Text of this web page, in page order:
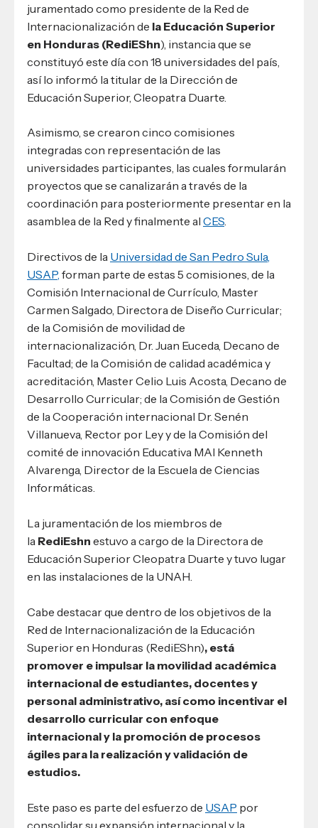
juramentado como presidente de la Red de
Internacionalización de la Educación Superior
en Honduras (RediEShn), instancia que se
constituyó este día con 18 universidades del país,
así lo informó la titular de la Dirección de
Educación Superior, Cleopatra Duarte.
Asimismo, se crearon cinco comisiones
integradas con representación de las
universidades participantes, las cuales formularán
proyectos que se canalizarán a través de la
coordinación para posteriormente presentar en la
asamblea de la Red y finalmente al CES.
Directivos de la Universidad de San Pedro Sula,
USAP, forman parte de estas 5 comisiones, de la
Comisión Internacional de Currículo, Master
Carmen Salgado, Directora de Diseño Curricular;
de la Comisión de movilidad de
internacionalización, Dr. Juan Euceda, Decano de
Facultad; de la Comisión de calidad académica y
acreditación, Master Celio Luis Acosta, Decano de
Desarrollo Curricular; de la Comisión de Gestión
de la Cooperación internacional Dr. Senén
Villanueva, Rector por Ley y de la Comisión del
comité de innovación Educativa MAI Kenneth
Alvarenga, Director de la Escuela de Ciencias
Informáticas.
La juramentación de los miembros de
la RediEshn estuvo a cargo de la Directora de
Educación Superior Cleopatra Duarte y tuvo lugar
en las instalaciones de la UNAH.
Cabe destacar que dentro de los objetivos de la
Red de Internacionalización de la Educación
Superior en Honduras (RediEShn), está
promover e impulsar la movilidad académica
internacional de estudiantes, docentes y
personal administrativo, así como incentivar el
desarrollo curricular con enfoque
internacional y la promoción de procesos
ágiles para la realización y validación de
estudios.
Este paso es parte del esfuerzo de USAP por
consolidar su expansión internacional y la